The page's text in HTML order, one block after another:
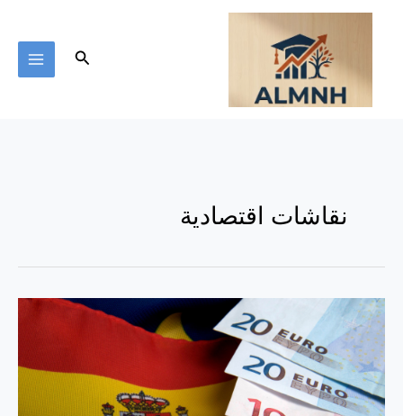
تخطي
البحث
نقاشات اقتصادية
لعبة
نقل
الثروة
والدين
الدائم
تستمر